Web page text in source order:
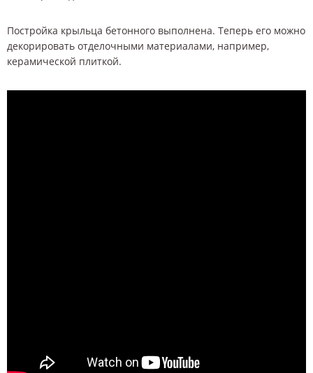
Постройка крыльца бетонного выполнена. Теперь его можно
декорировать отделочными материалами, например,
керамической плиткой.